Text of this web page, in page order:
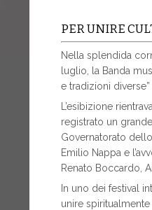
PER UNIRE
Nella splendida
luglio, la Banda
e tradizioni
L’esibizione
registrato un
Governatorato
Emilio Nappa e
Renato Boccardo,
In uno dei festival
unire